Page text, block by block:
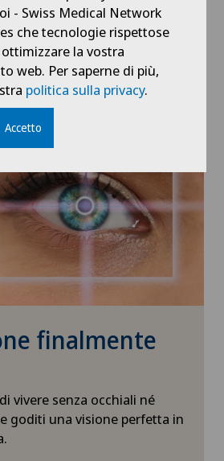
11
finalmente
vivere senza occhiali né
goditi una visione perfetta in
- Swiss Medical Network
che tecnologie rispettose
la vostra
web. Per saperne di più,
politica sulla privacy.
Accetto